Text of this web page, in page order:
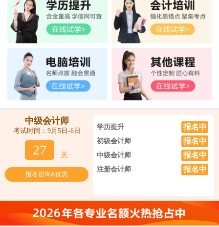
中级会计师
考试时间：9月5日-6日
27 天
报名咨询&优惠
学历提升 报名中
初级会计师 报名中
中级会计师 报名中
注册会计师 报名中